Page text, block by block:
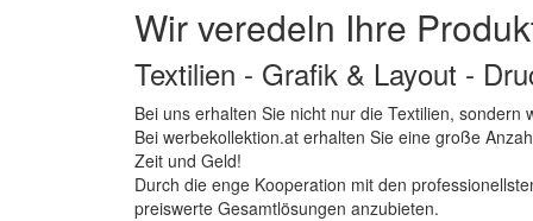
Wir veredeln Ihre
Textilien - Grafik & Layout -
Bei uns erhalten Sie nicht nur die Textilien,
Bei werbekollektion.at erhalten Sie eine große
Zeit und Geld!
Durch die enge Kooperation mit den
preiswerte Gesamtlösungen anzubieten.